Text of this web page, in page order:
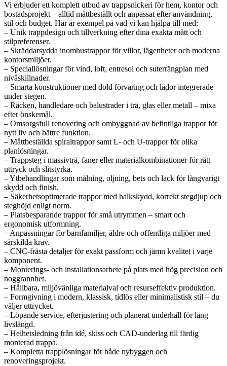
Vi erbjuder ett komplett utbud av trappsnickeri för hem, kontor och
bostadsprojekt – alltid måttbeställt och anpassat efter användning,
stil och budget. Här är exempel på vad vi kan hjälpa till med:
– Unik trappdesign och tillverkning efter dina exakta mått och
stilpreferenser.
– Skräddarsydda inomhustrappor för villor, lägenheter och moderna
kontorsmiljöer.
– Speciallösningar för vind, loft, entresol och suterrängplan med
nivåskillnader.
– Smarta konstruktioner med dold förvaring och lådor integrerade
under stegen.
– Räcken, handledare och balustrader i trä, glas eller metall – mixa
efter önskemål.
– Omsorgsfull renovering och ombyggnad av befintliga trappor för
nytt liv och bättre funktion.
– Måttbeställda spiraltrappor samt L- och U-trappor för olika
planlösningar.
– Trappsteg i massivträ, faner eller materialkombinationer för rätt
uttryck och slitstyrka.
– Ytbehandlingar som målning, oljning, bets och lack för långvarigt
skydd och finish.
– Säkerhetsoptimerade trappor med halkskydd, korrekt stegdjup och
steghöjd enligt norm.
– Platsbesparande trappor för små utrymmen – smart och
ergonomisk utformning.
– Anpassningar för barnfamiljer, äldre och offentliga miljöer med
särskilda krav.
– CNC-frästa detaljer för exakt passform och jämn kvalitet i varje
komponent.
– Monterings- och installationsarbete på plats med hög precision och
noggrannhet.
– Hållbara, miljövänliga materialval och resurseffektiv produktion.
– Formgivning i modern, klassisk, tidlös eller minimalistisk stil – du
väljer uttrycket.
– Löpande service, efterjustering och planerat underhåll för lång
livslängd.
– Helhetsledning från idé, skiss och CAD-underlag till färdig
monterad trappa.
– Kompletta trapplösningar för både nybyggen och
renoveringsprojekt.